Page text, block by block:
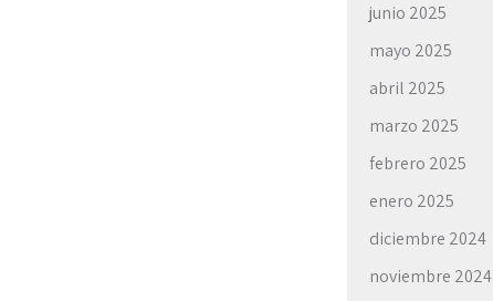
junio 2025
mayo 2025
abril 2025
marzo 2025
febrero 2025
enero 2025
diciembre 2024
noviembre 2024